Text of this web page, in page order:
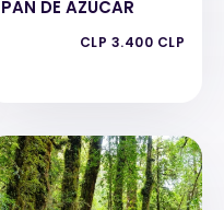
PAN DE AZÚCAR
CLP 3.400 CLP